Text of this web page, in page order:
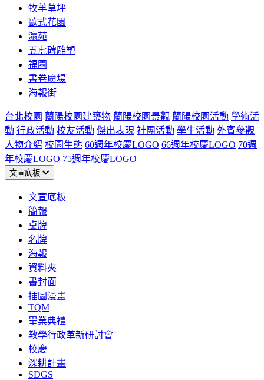
牧羊草坪
歐式花園
瀛苑
五虎碑雕塑
福園
書卷廣場
海報街
台北校園 蘭陽校園建築物 蘭陽校園景觀 蘭陽校園活動 學術活
動 行政活動 校友活動 傑出表現 社團活動 學生活動 外賓參觀
人物介紹 校園生態 60週年校慶LOGO 66週年校慶LOGO 70週
年校慶LOGO 75週年校慶LOGO
文宣底板
文宣底板
簡報
桌牌
名牌
海報
資料夾
書封面
插圖漫畫
TQM
畢業典禮
教學行政革新研討會
校慶
深耕計畫
SDGS